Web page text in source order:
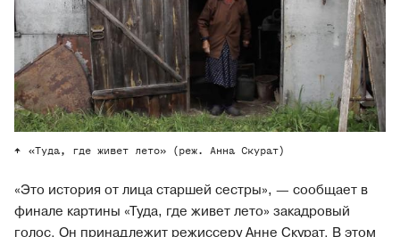
«Туда, где живет лето» (реж. Анна Скурат)
«Это история от лица старшей сестры», — сообщает в
финале картины «Туда, где живет лето» закадровый
голос. Он принадлежит режиссеру Анне Скурат. В этом